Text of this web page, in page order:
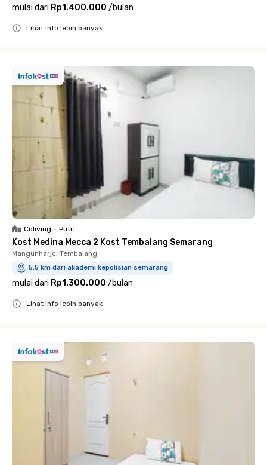
mulai dari Rp1.400.000 /bulan
Lihat info lebih banyak
Coliving • Putri
Kost Medina Mecca 2 Kost Tembalang Semarang
Mangunharjo, Tembalang
5.5 km dari akademi kepolisian semarang
mulai dari Rp1.300.000 /bulan
Lihat info lebih banyak